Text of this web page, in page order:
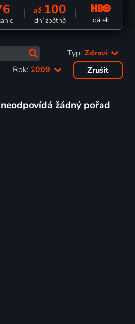
až 100
dní zpětně dárek
Typ: Zdraví
Rok: 2009 Zrušit
žádný pořad